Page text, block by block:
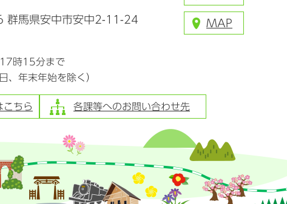
群馬県安中市安中2-11-24 MAP
時15分まで
、年末年始を除く）
こちら 各課等へのお問い合わせ先